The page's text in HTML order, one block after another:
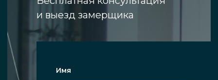
применяют для оформления пространства в
заведениях вроде банков, офисов, но такие
стеклянные конструкции можно грамотно
сочетать и с домашним интерьерным
дизайном.
и выезд замерщика